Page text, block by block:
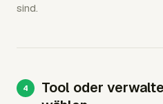
sind.
Tool oder